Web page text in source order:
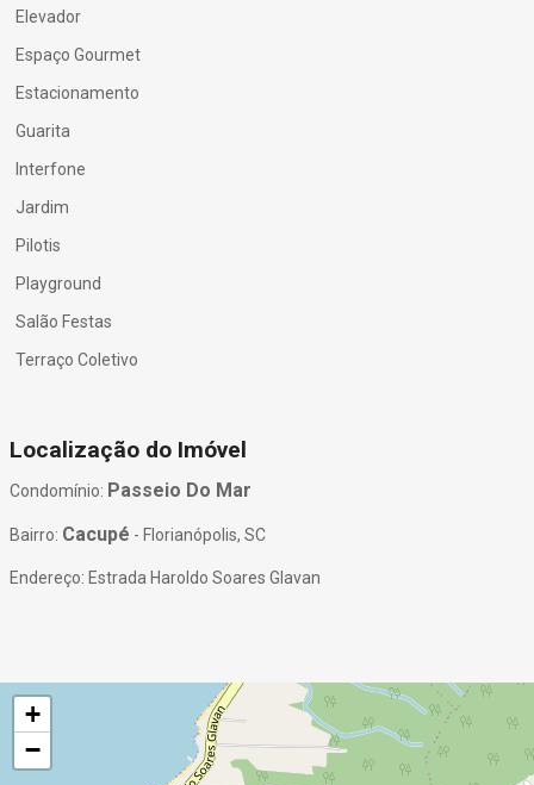
Elevador
Espaço Gourmet
Estacionamento
Guarita
Interfone
Jardim
Pilotis
Playground
Salão Festas
Terraço Coletivo
Localização do Imóvel
Condomínio: Passeio Do Mar
Bairro: Cacupé - Florianópolis, SC
Endereço: Estrada Haroldo Soares Glavan
+
−